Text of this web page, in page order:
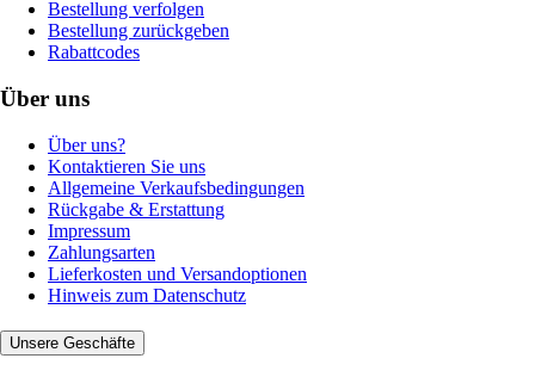
Bestellung verfolgen
Bestellung zurückgeben
Rabattcodes
Über uns
Über uns?
Kontaktieren Sie uns
Allgemeine Verkaufsbedingungen
Rückgabe & Erstattung
Impressum
Zahlungsarten
Lieferkosten und Versandoptionen
Hinweis zum Datenschutz
Unsere Geschäfte